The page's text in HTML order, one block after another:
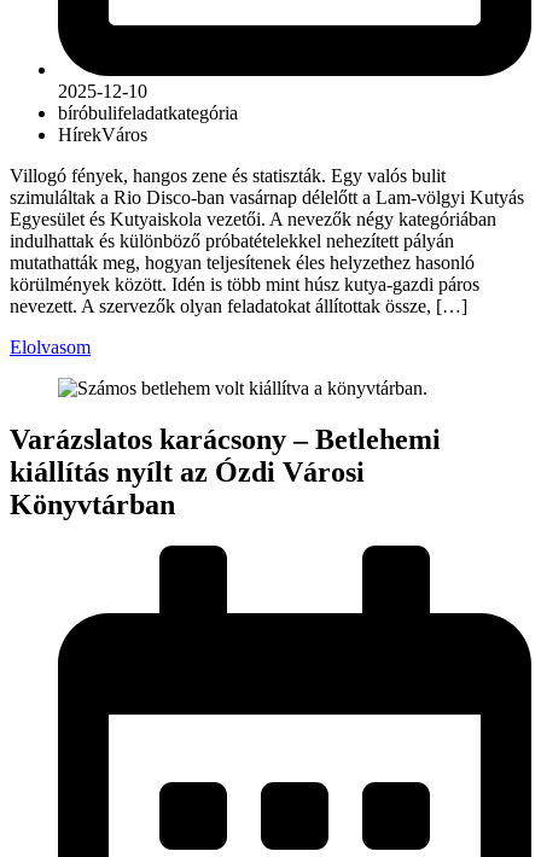
2025-12-10
bíróbulifeladatkategória
HírekVáros
Villogó fények, hangos zene és statiszták. Egy valós bulit
szimuláltak a Rio Disco-ban vasárnap délelőtt a Lam-völgyi Kutyás
Egyesület és Kutyaiskola vezetői. A nevezők négy kategóriában
indulhattak és különböző próbatételekkel nehezített pályán
mutathatták meg, hogyan teljesítenek éles helyzethez hasonló
körülmények között. Idén is több mint húsz kutya-gazdi páros
nevezett. A szervezők olyan feladatokat állítottak össze, […]
Elolvasom
Varázslatos karácsony – Betlehemi
kiállítás nyílt az Ózdi Városi
Könyvtárban